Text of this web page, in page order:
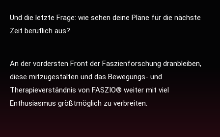
Und die letzte Frage: wie sehen deine Pläne für die nächste
Zeit beruflich aus?
An der vordersten Front der Faszienforschung dranbleiben,
diese mitzugestalten und das Bewegungs- und
Therapieverständnis von FASZIO® weiter mit viel
Enthusiasmus größtmöglich zu verbreiten.